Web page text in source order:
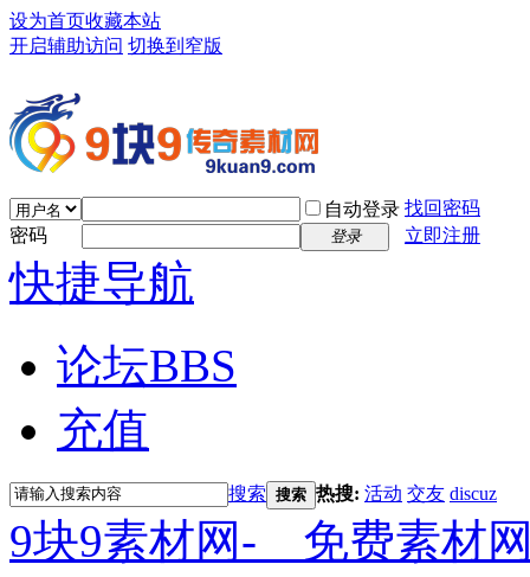
设为首页收藏本站
开启辅助访问 切换到窄版
自动登录 找回密码
密码
登录 立即注册
快捷导航
论坛BBS
充值
搜索 搜索 热搜: 活动 交友 discuz
9块9素材网-＿免费素材